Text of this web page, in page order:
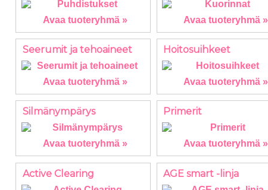
Avaa tuoteryhmä » Avaa tuoteryhmä »
Seerumit ja tehoaineet
Avaa tuoteryhmä »
Hoitosuihkeet
Avaa tuoteryhmä »
Silmänympärys
Avaa tuoteryhmä »
Primerit
Avaa tuoteryhmä »
Active Clearing AGE smart -linja